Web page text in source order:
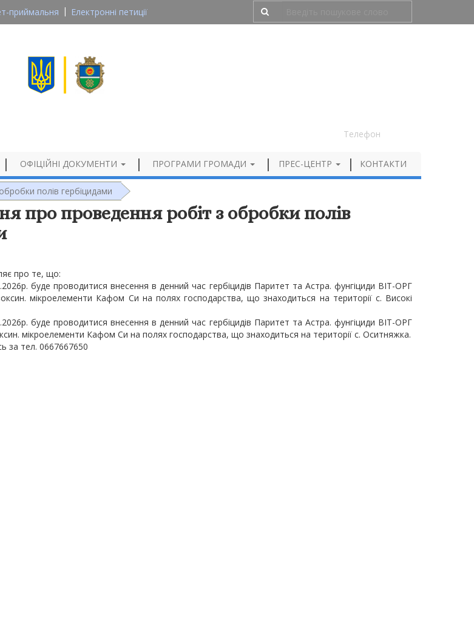
приймальня
Електронні петиції
Телефон
ОФІЦІЙНІ ДОКУМЕНТИ ПРОГРАМИ ГРОМАДИ ПРЕС-ЦЕНТР КОНТАКТИ
полів гербіцидами
про проведення робіт з обробки полів
про те, що:
буде проводитися внесення в денний час гербіцидів Паритет та Астра. фунгіциди ВІТ-ОРГ
мікроелементи Кафом Си на полях господарства, що знаходиться на території с. Високі
буде проводитися внесення в денний час гербіцидів Паритет та Астра. фунгіциди ВІТ-ОРГ
мікроелементи Кафом Си на полях господарства, що знаходиться на території с. Оситняжка.
за тел. 0667667650